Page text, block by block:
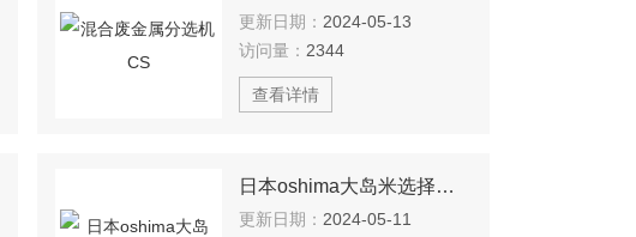
更新日期： 2024-05-13
访问量： 2344
查看详情
日本oshima大岛米选择机PG7
更新日期： 2024-05-11